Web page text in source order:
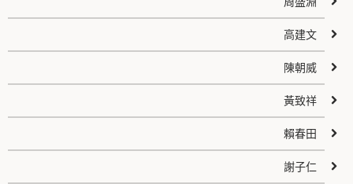
高建文
陳朝威
黃致祥
賴春田
謝子仁